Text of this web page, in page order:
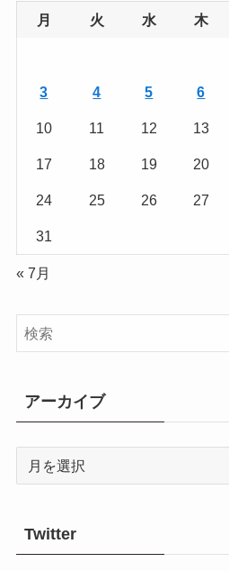
月 火 水 木
3 4 5 6
10 11 12 13
17 18 19 20
24 25 26 27
31
« 7月
アーカイブ
Twitter